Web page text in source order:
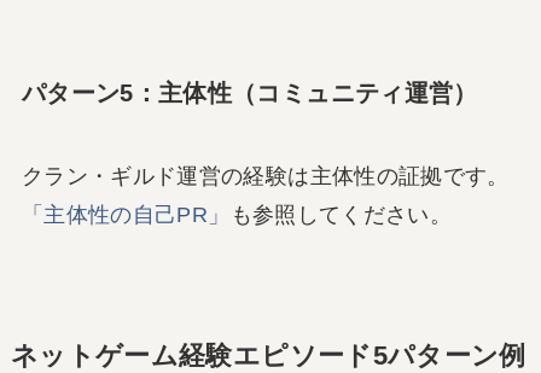
パターン5：主体性（コミュニティ運営）
クラン・ギルド運営の経験は主体性の証拠です。
「主体性の自己PR」
も参照してください。
ネットゲーム経験エピソード5パターン例